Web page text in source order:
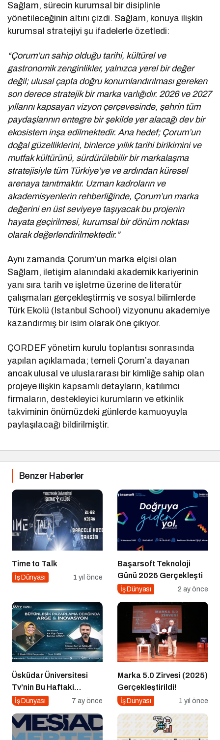
Sağlam, sürecin kurumsal bir disiplinle
yönetileceğinin altını çizdi. Sağlam, konuya ilişkin
kurumsal stratejiyi şu ifadelerle özetledi:
“Çorum’un sahip olduğu tarihi, kültürel ve
gastronomik zenginlikler, yalnızca yerel bir değer
değil; ulusal çapta doğru konumlandırılması gereken
son derece stratejik bir marka varlığıdır. 2026 ve 2027
yıllarını kapsayan vizyon çerçevesinde, şehrin tüm
paydaşlarının entegre bir şekilde yer alacağı dev bir
ekosistem inşa edilmektedir. Ana hedef; Çorum’un
doğal güzelliklerini, binlerce yıllık tarihi birikimini ve
mutfak kültürünü, sürdürülebilir bir markalaşma
stratejisiyle tüm Türkiye’ye ve ardından küresel
arenaya tanıtmaktır. Uzman kadroların ve
akademisyenlerin rehberliğinde, Çorum’un marka
değerini en üst seviyeye taşıyacak bu projenin
hayata geçirilmesi, kurumsal bir dönüm noktası
olarak değerlendirilmektedir.”
Aynı zamanda Çorum’un marka elçisi olan
Sağlam, iletişim alanındaki akademik kariyerinin
yanı sıra tarih ve işletme üzerine de literatür
çalışmaları gerçekleştirmiş ve sosyal bilimlerde
Türk Ekolü (Istanbul School) vizyonunu akademiye
kazandırmış bir isim olarak öne çıkıyor.
ÇORDEF yönetim kurulu toplantısı sonrasında
yapılan açıklamada; temeli Çorum’a dayanan
ancak ulusal ve uluslararası bir kimliğe sahip olan
projeye ilişkin kapsamlı detayların, katılımcı
firmaların, destekleyici kurumların ve etkinlik
takviminin önümüzdeki günlerde kamuoyuyla
paylaşılacağı bildirilmiştir.
Benzer Haberler
Time to Talk
İş Dünyası 1 yıl önce
Başarsoft Teknoloji
Günü 2026 Gerçekleşti
İş Dünyası 2 ay önce
Üsküdar Üniversitesi
Tv’nin Bu Haftaki
Konuğu Mürsel Ferhat
İş Dünyası 7 ay önce
Marka 5.0 Zirvesi (2025)
Gerçekleştirildi!
İş Dünyası 1 yıl önce